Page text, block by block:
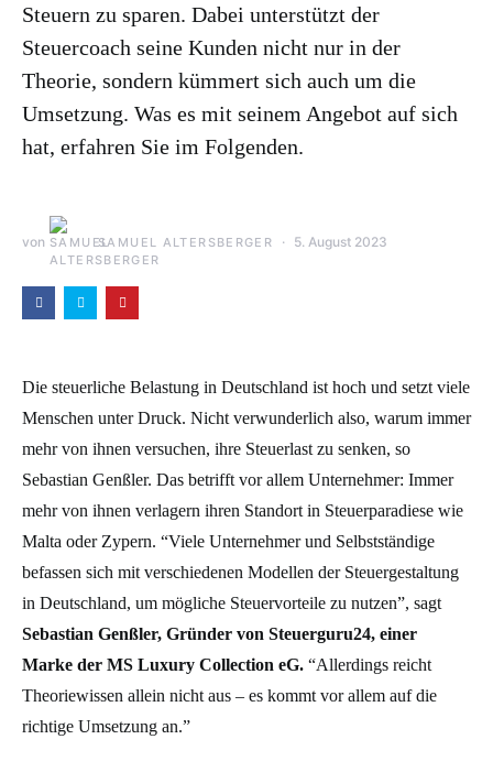
Steuern zu sparen. Dabei unterstützt der
Steuercoach seine Kunden nicht nur in der
Theorie, sondern kümmert sich auch um die
Umsetzung. Was es mit seinem Angebot auf sich
hat, erfahren Sie im Folgenden.
von SAMUEL ALTERSBERGER 5. August 2023
Die steuerliche Belastung in Deutschland ist hoch und setzt viele
Menschen unter Druck. Nicht verwunderlich also, warum immer
mehr von ihnen versuchen, ihre Steuerlast zu senken, so
Sebastian Genßler. Das betrifft vor allem Unternehmer: Immer
mehr von ihnen verlagern ihren Standort in Steuerparadiese wie
Malta oder Zypern. “Viele Unternehmer und Selbstständige
befassen sich mit verschiedenen Modellen der Steuergestaltung
in Deutschland, um mögliche Steuervorteile zu nutzen”, sagt
Sebastian Genßler, Gründer von Steuerguru24, einer
Marke der MS Luxury Collection eG. “Allerdings reicht
Theoriewissen allein nicht aus – es kommt vor allem auf die
richtige Umsetzung an.”